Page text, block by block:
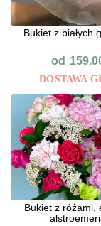
Bukiet z białych
od
DOSTAWA
Bukiet z różami,